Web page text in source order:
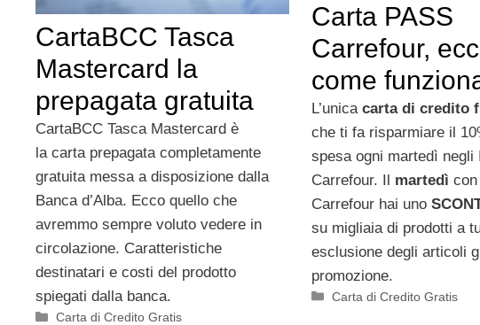
CartaBCC Tasca
Mastercard la
prepagata gratuita
CartaBCC Tasca Mastercard è
la carta prepagata completamente
gratuita messa a disposizione dalla
Banca d’Alba. Ecco quello che
avremmo sempre voluto vedere in
circolazione. Caratteristiche
destinatari e costi del prodotto
spiegati dalla banca.
Categorie
Carta di Credito Gratis
Carta PASS
Carrefour,
come
L’unica carta di credito
che ti fa risparmiare il
spesa ogni martedì negli
Carrefour. Il martedì
Carrefour hai uno
su migliaia di prodotti a
esclusione degli articoli
promozione.
Categorie
Carta di Credito Gratis